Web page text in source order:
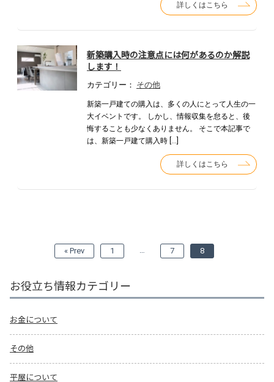
詳しくはこちら
新築購入時の注意点には何があるのか解説
します！
カテゴリー： その他
新築一戸建ての購入は、多くの人にとって人生の一
大イベントです。 しかし、情報収集を怠ると、後
悔することも少なくありません。 そこで本記事で
は、新築一戸建て購入時 […]
詳しくはこちら
« Prev 1 … 7 8
お役立ち情報カテゴリー
お金について
その他
平屋について